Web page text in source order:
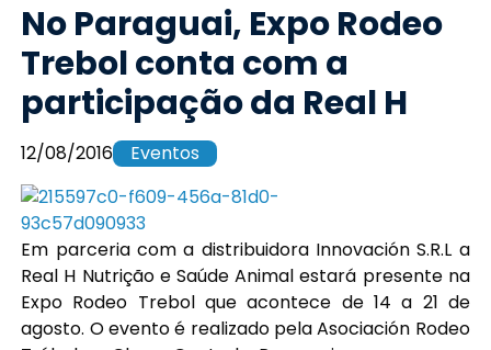
No Paraguai, Expo Rodeo
Trebol conta com a
participação da Real H
12/08/2016 Eventos
Em parceria com a distribuidora Innovación S.R.L a
Real H Nutrição e Saúde Animal estará presente na
Expo Rodeo Trebol que acontece de 14 a 21 de
agosto. O evento é realizado pela Asociación Rodeo